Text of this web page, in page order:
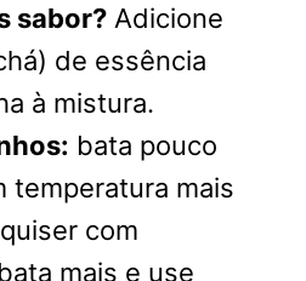
sabor? Adicione
de essência
à mistura.
bata pouco
temperatura mais
com
mais e use